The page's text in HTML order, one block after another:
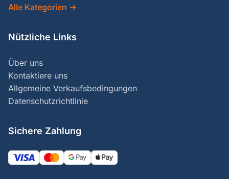
Alle Kategorien →
Nützliche Links
Über uns
Kontaktiere uns
Allgemeine Verkaufsbedingungen
Datenschutzrichtlinie
Sichere Zahlung